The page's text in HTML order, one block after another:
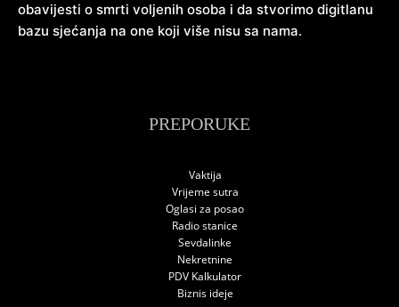
obavijesti o smrti voljenih osoba i da stvorimo digitlanu
bazu sjećanja na one koji više nisu sa nama.
PREPORUKE
Vaktija
Vrijeme sutra
Oglasi za posao
Radio stanice
Sevdalinke
Nekretnine
PDV Kalkulator
Biznis ideje